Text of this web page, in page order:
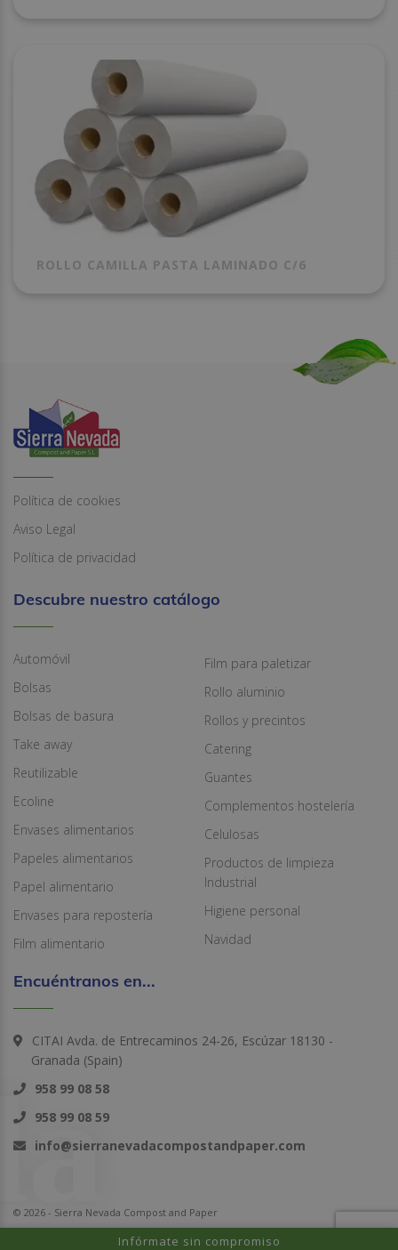
Infórmate sin compromiso
ROLLO CAMILLA PASTA LAMINADO C/6
Política de cookies
Aviso Legal
Política de privacidad
Descubre nuestro catálogo
Automóvil
Bolsas
Bolsas de basura
Take away
Reutilizable
Ecoline
Envases alimentarios
Papeles alimentarios
Papel alimentario
Envases para repostería
Film alimentario
Film para paletizar
Rollo aluminio
Rollos y precintos
Catering
Guantes
Complementos hostelería
Celulosas
Productos de limpieza
Industrial
Higiene personal
Navidad
Encuéntranos en...
CITAI Avda. de Entrecaminos 24-26, Escúzar 18130 -
Granada (Spain)
958 99 08 58
958 99 08 59
info@sierranevadacompostandpaper.com
© 2026 - Sierra Nevada Compost and Paper